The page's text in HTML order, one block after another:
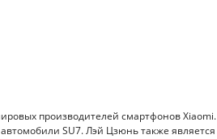
производителей смартфонов Xiaomi.
SU7. Лэй Цзюнь также является